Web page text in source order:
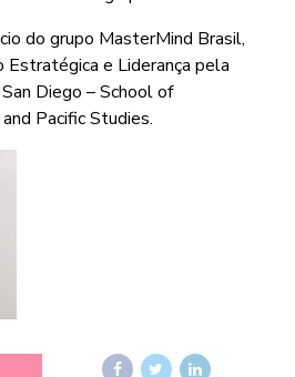
do grupo MasterMind Brasil,
e Liderança pela
Diego – School of
Pacific Studies.